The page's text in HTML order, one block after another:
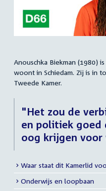
Samenvatting
Anouschka Biekman (1980)
woont in Schiedam. Zij is in
Tweede Kamer.
"Het zou de
en politiek goed
oog krijgen
Meer
info
Waar staat dit Kamerlid
Onderwijs en loopbaan